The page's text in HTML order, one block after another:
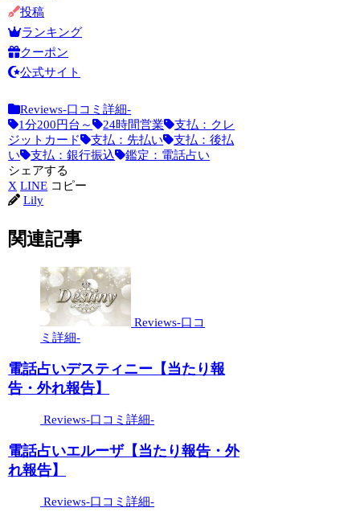
投稿
ランキング
クーポン
公式サイト
Reviews-口コミ詳細-
1分200円台～
24時間営業
支払：クレ
ジットカード
支払：先払い
支払：後払
い
支払：銀行振込
鑑定：電話占い
シェアする
X LINE コピー
Lily
関連記事
Reviews-口コ
ミ詳細-
電話占いデスティニー【当たり報
告・外れ報告】
Reviews-口コミ詳細-
電話占いエルーザ【当たり報告・外
れ報告】
Reviews-口コミ詳細-